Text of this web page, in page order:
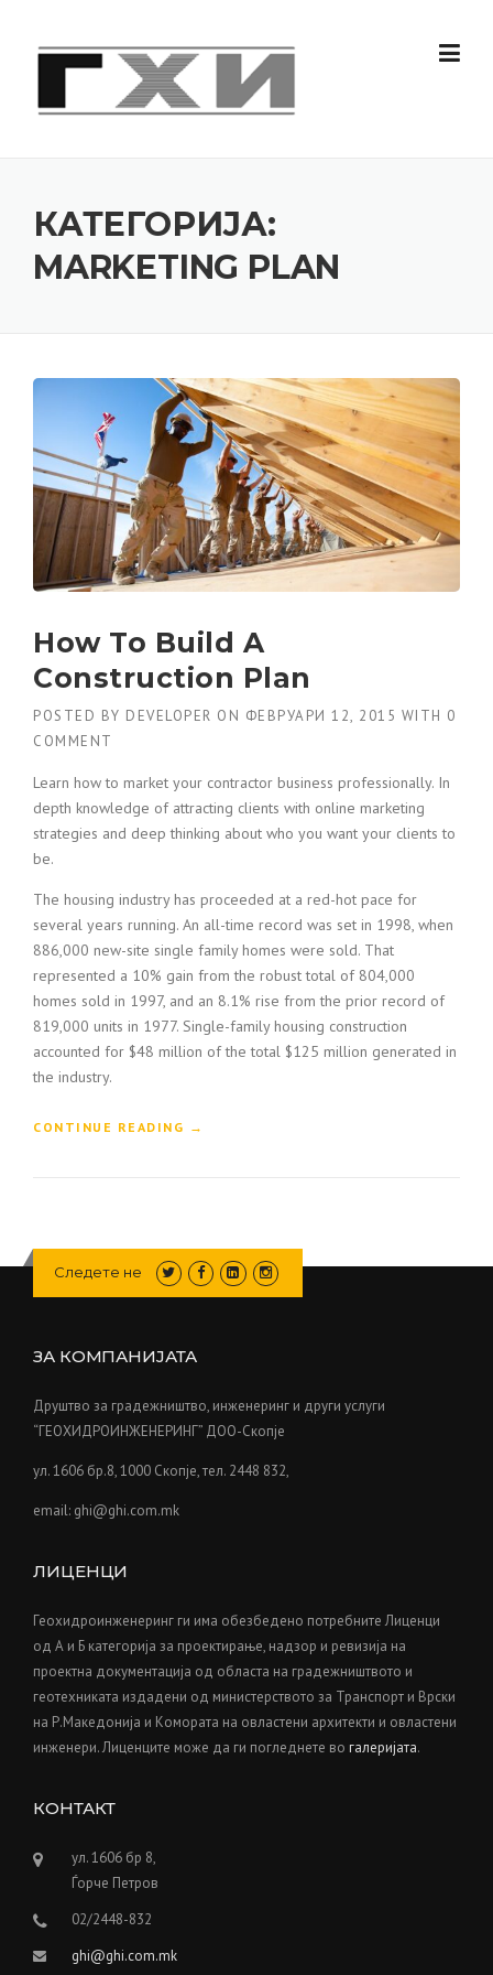
КАТЕГОРИЈА:
MARKETING PLAN
How To Build A
Construction Plan
POSTED BY DEVELOPER ON ФЕВРУАРИ 12, 2015 WITH 0
COMMENT
Learn how to market your contractor business professionally. In
depth knowledge of attracting clients with online marketing
strategies and deep thinking about who you want your clients to
be.
The housing industry has proceeded at a red-hot pace for
several years running. An all-time record was set in 1998, when
886,000 new-site single family homes were sold. That
represented a 10% gain from the robust total of 804,000
homes sold in 1997, and an 8.1% rise from the prior record of
819,000 units in 1977. Single-family housing construction
accounted for $48 million of the total $125 million generated in
the industry.
CONTINUE READING “
B
U
I
O
N
T
P
L
A
N
”
→
Следете не
ЗА КОМПАНИЈАТА
Друштво за градежништво, инженеринг и други услуги
“ГЕОХИДРОИНЖЕНЕРИНГ” ДОО-Скопје
ул. 1606 бр.8, 1000 Скопје, тел. 2448 832,
email: ghi@ghi.com.mk
ЛИЦЕНЦИ
Геохидроинженеринг ги има обезбедено потребните Лиценци
од А и Б категорија за проектирање, надзор и ревизија на
проектна документација од областа на градежништвото и
геотехниката издадени од министерството за Транспорт и Врски
на Р.Македонија и Kомората на овластени архитекти и овластени
инженери. Лиценците може да ги погледнете во галеријата.
КОНТАКТ
ул. 1606 бр 8,
Ѓорче Петров
02/2448-832
ghi@ghi.com.mk